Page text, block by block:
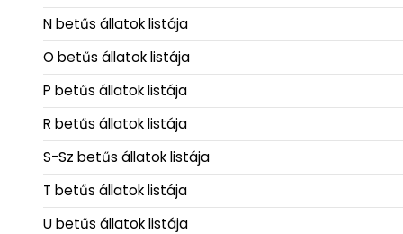
N betűs állatok listája
O betűs állatok listája
P betűs állatok listája
R betűs állatok listája
S-Sz betűs állatok listája
T betűs állatok listája
U betűs állatok listája